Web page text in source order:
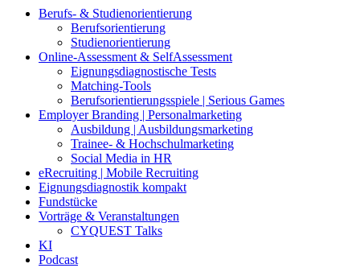
Zum
Berufs- & Studienorientierung
Berufsorientierung
Studienorientierung
Online-Assessment & SelfAssessment
Eignungsdiagnostische Tests
Matching-Tools
Berufsorientierungsspiele | Serious Games
Employer Branding | Personalmarketing
Ausbildung | Ausbildungsmarketing
Trainee- & Hochschulmarketing
Social Media in HR
eRecruiting | Mobile Recruiting
Eignungsdiagnostik kompakt
Fundstücke
Vorträge & Veranstaltungen
CYQUEST Talks
KI
Podcast